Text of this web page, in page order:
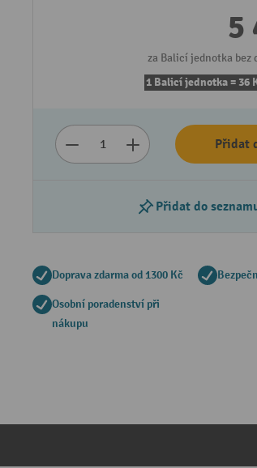
5
za Balicí jednotka bez
1 Balicí jednotka = 36
Přidat
Přidat do
Doprava zdarma od 1300 Kč
Osobní poradenství při
nákupu